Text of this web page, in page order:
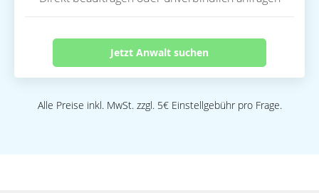
Jetzt Anwalt suchen
Alle Preise inkl. MwSt. zzgl. 5€ Einstellgebühr pro Frage.